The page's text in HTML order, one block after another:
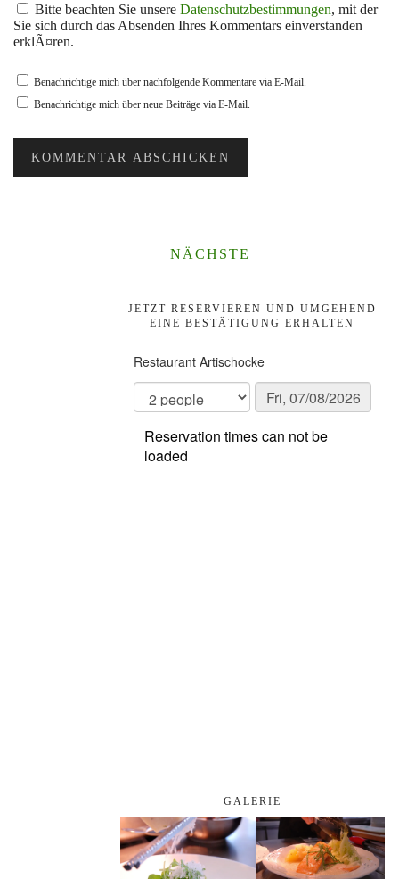
Bitte beachten Sie unsere Datenschutzbestimmungen, mit der
Sie sich durch das Absenden Ihres Kommentars einverstanden
erklÃ¤ren.
Benachrichtige mich über nachfolgende Kommentare via E-Mail.
Benachrichtige mich über neue Beiträge via E-Mail.
| NÄCHSTE
JETZT RESERVIEREN UND UMGEHEND
EINE BESTÄTIGUNG ERHALTEN
GALERIE